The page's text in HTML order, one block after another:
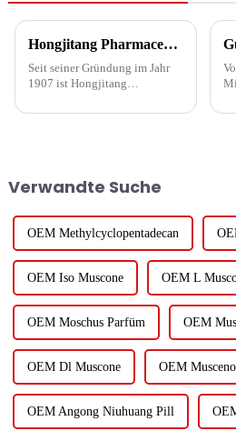
Hongjitang Pharmaceutical (Shanghe) stellt L-Muscone und Muscone her
Seit seiner Gründung im Jahr
1907 ist Hongjitang
und Förderer der Branche der
Verwandte Suche
OEM Methylcyclopentadecan
OEM Iso Muscone OEM L
OEM Moschus Parfüm OEM
OEM Dl Muscone OEM
OEM Angong Niuhuang Pill